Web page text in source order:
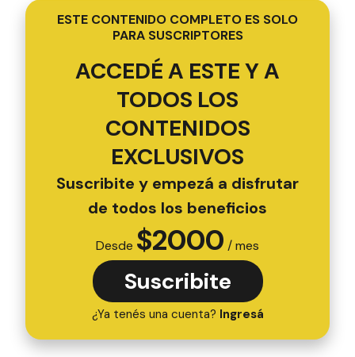
ESTE CONTENIDO COMPLETO ES SOLO
PARA SUSCRIPTORES
ACCEDÉ A ESTE Y A
TODOS LOS
CONTENIDOS
EXCLUSIVOS
Suscribite y empezá a disfrutar
de todos los beneficios
Desde $2000 / mes
Suscribite
¿Ya tenés una cuenta? Ingresá